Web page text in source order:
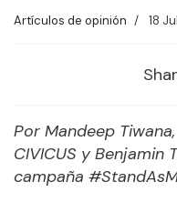
Artículos de opinión 18
Por Mandeep
CIVICUS y Benjamin
campaña